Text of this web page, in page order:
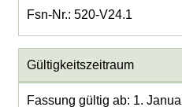
Fsn-Nr.: 520-V24.1
Gültigkeitszeitraum
Fassung gültig ab: 1.